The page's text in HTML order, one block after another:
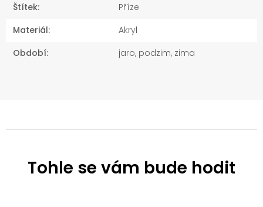
Štítek:
Příze
Materiál:
Akryl
Období: jaro, podzim, zima